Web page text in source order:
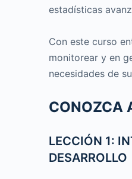
estadísticas
Con este curso
monitorear y en
necesidades de
CONOZCA
LECCIÓN 1:
DESARROLLO